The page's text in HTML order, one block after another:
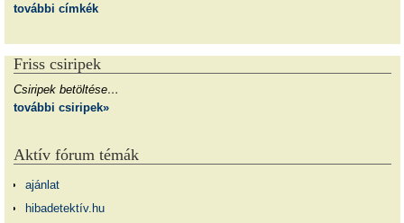
további címkék
Friss csiripek
Csiripek betöltése…
további csiripek»
Aktív fórum témák
ajánlat
hibadetektív.hu